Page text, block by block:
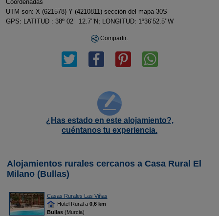
Coordenadas
UTM son: X (621578) Y (4210811) sección del mapa 30S
GPS: LATITUD : 38º 02’ 12.7’’N; LONGITUD: 1º36’52.5’’W
Compartir:
¿Has estado en este alojamiento?,
cuéntanos tu experiencia.
Alojamientos rurales cercanos a Casa Rural El
Milano (Bullas)
Casas Rurales Las Viñas
Hotel Rural a 0,6 km
Bullas(Murcia)